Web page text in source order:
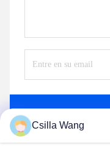
Csilla Wang